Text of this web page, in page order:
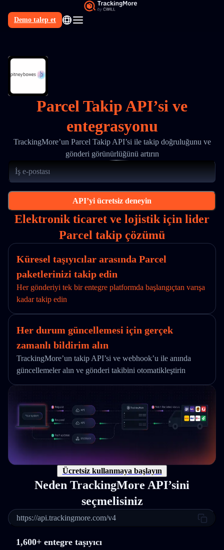
Demo talep et
Parcel Takip API’si ve
entegrasyonu
TrackingMore’un Parcel Takip API’si ile takip doğruluğunu ve
gönderi görünürlüğünü artırın
API’yi ücretsiz deneyin
Elektronik ticaret ve lojistik için lider
Parcel takip çözümü
Küresel taşıyıcılar arasında Parcel
paketlerinizi takip edin
Her gönderiyi tek bir entegre platformda başlangıçtan varışa
kadar takip edin
Her durum güncellemesi için gerçek
zamanlı bildirim alın
TrackingMore’un takip API’si ve webhook’u ile anında
güncellemeler alın ve gönderi takibini otomatikleştirin
Ücretsiz kullanmaya başlayın
Neden TrackingMore API’sini
seçmelisiniz
https://api.trackingmore.com/v4
1,600+ entegre taşıyıcı